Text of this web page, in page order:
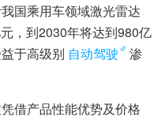
国乘用车领域激光雷达
，到2030年将达到980亿
于高级别 自动驾驶
渗
借产品性能优势及价格